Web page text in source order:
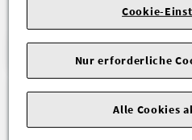
Cookie-
Nur erforderliche
Alle Cookies